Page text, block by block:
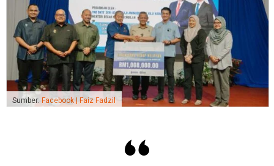
Sumber: Facebook | Faiz Fadzil